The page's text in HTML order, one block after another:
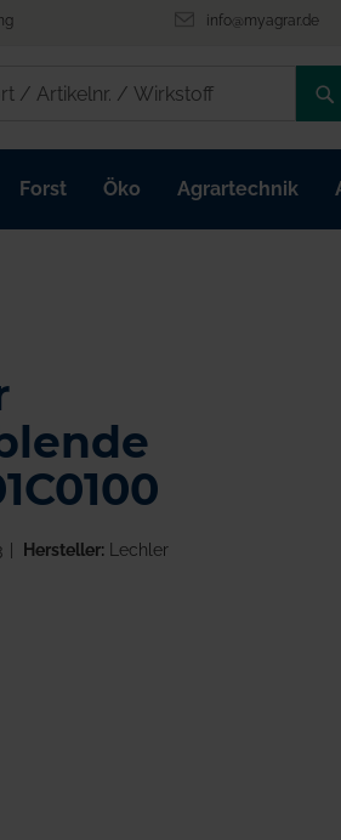
info@myagrar.de
Forst Öko Agrartechnik
Hersteller:Lechler